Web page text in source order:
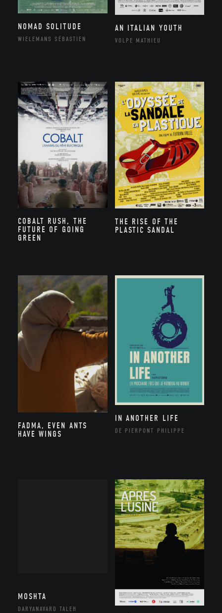
NOMAD SOLITUDE
WIELEMANS SÉBASTIEN
AN ITALIAN YOUTH
VOLPE MATHIEU
COBALT RUSH, THE
FUTURE OF GOING
GREEN
THE RISE OF THE
PLASTIC SANDAL
FADMA, EVEN ANTS
HAVE WINGS
IN ANOTHER LIFE
DE PIERPONT PHILIPPE
MOSHTA
DARYANAVARD TALEH